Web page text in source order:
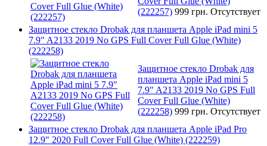
(222257) 999 грн. Отсутствует
Защитное стекло Drobak для планшета Apple iPad mini 5
7.9" A2133 2019 No GPS Full Cover Full Glue (White)
(222258)
Защитное стекло Drobak для
планшета Apple iPad mini 5
7.9" A2133 2019 No GPS Full
Cover Full Glue (White)
(222258) 999 грн. Отсутствует
Защитное стекло Drobak для планшета Apple iPad Pro
12.9" 2020 Full Cover Full Glue (White) (222259)